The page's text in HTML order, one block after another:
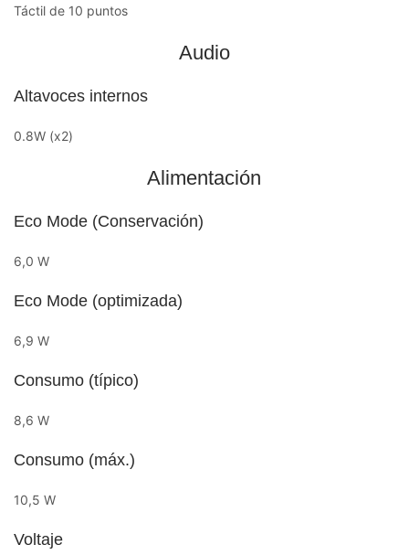
Táctil de 10 puntos
Audio
Altavoces internos
0.8W (x2)
Alimentación
Eco Mode (Conservación)
6,0 W
Eco Mode (optimizada)
6,9 W
Consumo (típico)
8,6 W
Consumo (máx.)
10,5 W
Voltaje